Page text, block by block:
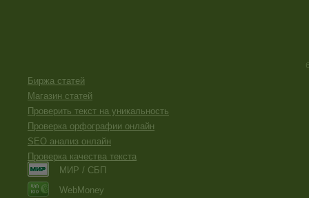
Биржа статей
Магазин статей
Проверить текст на уникальность
Проверка орфографии онлайн
SEO анализ онлайн
Проверка качества текста
МИР / СБП
WebMoney